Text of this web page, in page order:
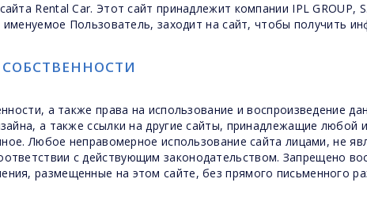
Rental Car. Этот сайт принадлежит компании IPL GROUP,
Пользователь, заходит на сайт, чтобы получить
а также права на использование и воспроизведение
а также ссылки на другие сайты, принадлежащие любой
Любое неправомерное использование сайта лицами, не
с действующим законодательством. Запрещено
размещенные на этом сайте, без прямого письменного